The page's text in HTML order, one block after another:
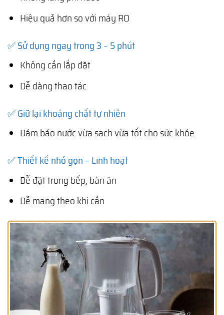
Hiệu quả hơn so với máy RO
✅ Sử dụng ngay trong 3 – 5 phút
Không cần lắp đặt
Dễ dàng thao tác
✅ Giữ lại khoáng chất tự nhiên
Đảm bảo nước vừa sạch vừa tốt cho sức khỏe
✅ Thiết kế nhỏ gọn – Linh hoạt
Dễ đặt trong bếp, bàn ăn
Dễ mang theo khi cần